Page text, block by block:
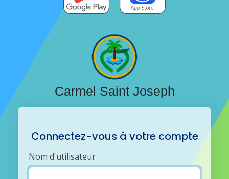
Carmel Saint Joseph
Connectez-vous à votre compte
Nom d'utilisateur